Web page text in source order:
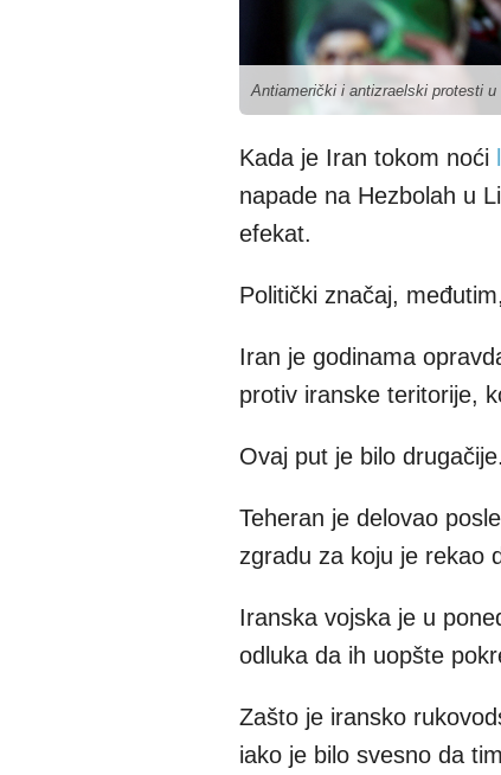
Antiamerički i antizraelski protesti u
Kada je Iran tokom noći
napade na Hezbolah u
efekat.
Politički značaj,
Iran je godinama
protiv iranske teritorije,
Ovaj put je bilo drugačije.
Teheran je delovao
zgradu za koju je rekao
Iranska vojska je u
odluka da ih uopšte
Zašto je iransko
iako je bilo svesno da